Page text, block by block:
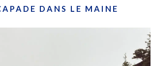
DANS LE MAINE